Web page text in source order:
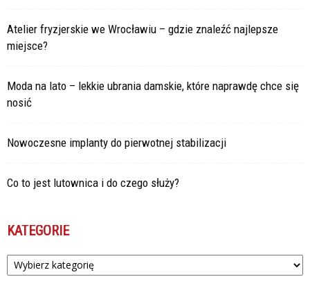
Atelier fryzjerskie we Wrocławiu – gdzie znaleźć najlepsze
miejsce?
Moda na lato – lekkie ubrania damskie, które naprawdę chce się
nosić
Nowoczesne implanty do pierwotnej stabilizacji
Co to jest lutownica i do czego służy?
KATEGORIE
Kategorie